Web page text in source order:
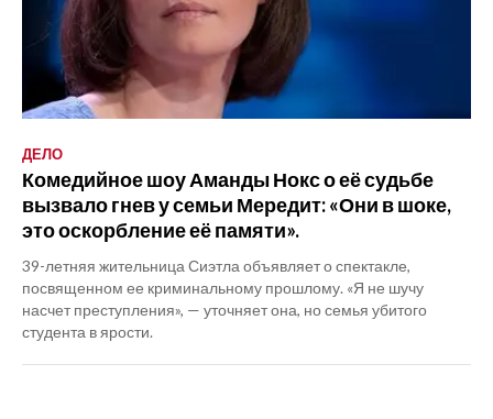
ДЕЛО
Комедийное шоу Аманды Нокс о её судьбе
вызвало гнев у семьи Мередит: «Они в шоке,
это оскорбление её памяти».
39-летняя жительница Сиэтла объявляет о спектакле,
посвященном ее криминальному прошлому. «Я не шучу
насчет преступления», — уточняет она, но семья убитого
студента в ярости.